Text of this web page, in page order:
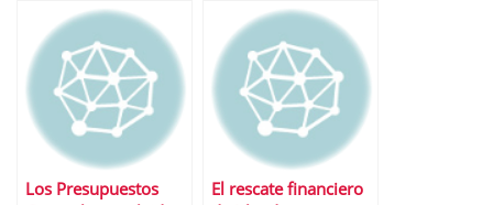
en el de EE.UU.
las materias primas?
Los Presupuestos
El rescate financiero